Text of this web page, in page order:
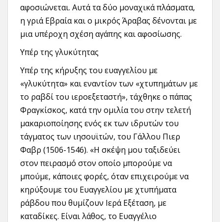
αφοσιώνεται. Αυτά τα δύο μοναχικά πλάσματα,
η γριά Εβραία και ο μικρός Άραβας δένονται με
μια υπέροχη σχέση αγάπης και αφοσίωσης.
Υπέρ της γλυκύτητας
Υπέρ της κήρυξης του ευαγγελίου με
«γλυκύτητα» και εναντίον των «χτυπημάτων με
το ραβδί του ιεροεξεταστή», τάχθηκε ο πάπας
Φραγκίσκος, κατά την ομιλία του στην τελετή
μακαριοποίησης ενός εκ των ιδρυτών του
τάγματος των ιησουϊτών, του Γάλλου Πιερ
Φαβρ (1506-1546). «Η σκέψη μου ταξιδεύει
στον πειρασμό στον οποίο μπορούμε να
μπούμε, κάποιες φορές, όταν επιχειρούμε να
κηρύξουμε του Ευαγγελίου με χτυπήματα
ράβδου που θυμίζουν Ιερά Εξέταση, με
καταδίκες. Είναι λάθος, το Ευαγγέλιο